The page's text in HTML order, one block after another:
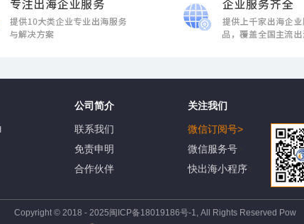
公司简介
联系我们
免责申明
合作伙伴
关注我们
微信订阅号>
微信服务号
快出海小程序
Copyright © 2018 - 2025闽ICP备18019186号-1, All Rights Reserved Pow